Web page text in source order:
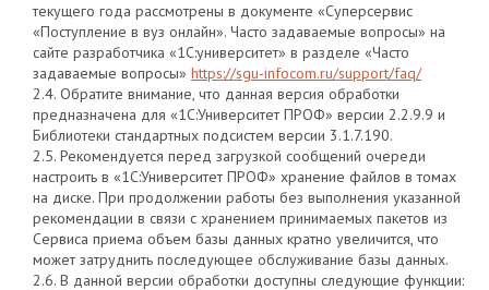
текущего года рассмотрены в документе «Суперсервис
«Поступление в вуз онлайн». Часто задаваемые вопросы» на
сайте разработчика «1С:университет» в разделе «Часто
задаваемые вопросы» https://sgu-infocom.ru/support/faq/
2.4. Обратите внимание, что данная версия обработки
предназначена для «1С:Университет ПРОФ» версии 2.2.9.9 и
Библиотеки стандартных подсистем версии 3.1.7.190.
2.5. Рекомендуется перед загрузкой сообщений очереди
настроить в «1С:Университет ПРОФ» хранение файлов в томах
на диске. При продолжении работы без выполнения указанной
рекомендации в связи с хранением принимаемых пакетов из
Сервиса приема объем базы данных кратно увеличится, что
может затруднить последующее обслуживание базы данных.
2.6. В данной версии обработки доступны следующие функции: